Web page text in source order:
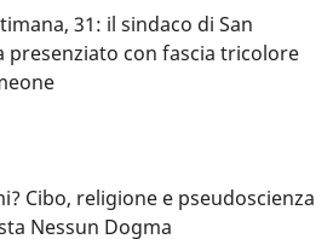
31: il sindaco di San
presenziato con fascia tricolore
Cibo, religione e pseudoscienza
Nessun Dogma